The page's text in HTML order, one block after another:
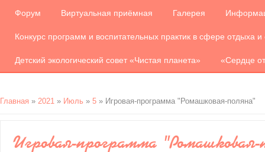
Форум Виртуальная приёмная Галерея
Конкурс программ и воспитательных практик в сфере отдыха
Детский экологический совет «Чистая планета» «Сердце
Главная » 2021 » Июль » 5 » Игровая-программа "Ромашковая-поляна"
Игровая-программа "Ромашковая-